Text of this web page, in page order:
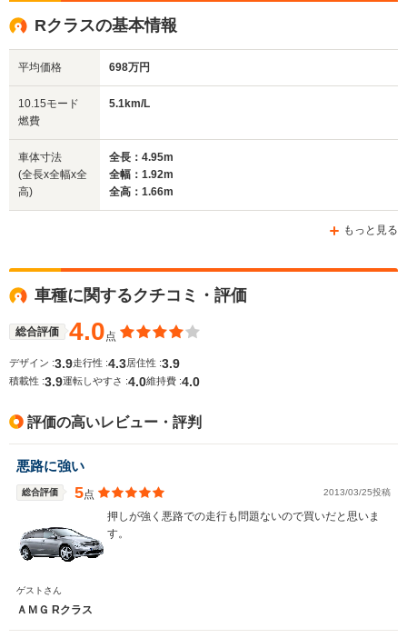
サイズ
(全長x全幅x全高)
WLTCモード
燃費
全高
1.42m
1.87m
Rクラスの基本情報
平均価格 698万円
10.15モード
燃費
5.1km/L
車体寸法
(全長x全幅x全
高)
全長：4.95m
全幅：1.92m
全高：1.66m
もっと見る
車種に関するクチコミ・評価
総合評価 4.0点
デザイン :3.9走行性 :4.3 居住性 :3.9
積載性 :3.9運転しやすさ :4.0維持費 :4.0
評価の高いレビュー・評判
悪路に強い
総合評価 5点 2013/03/25投稿
押しが強く悪路での走行も問題ないので買いだと思いま
す。
ゲストさん
ＡＭＧ Rクラス